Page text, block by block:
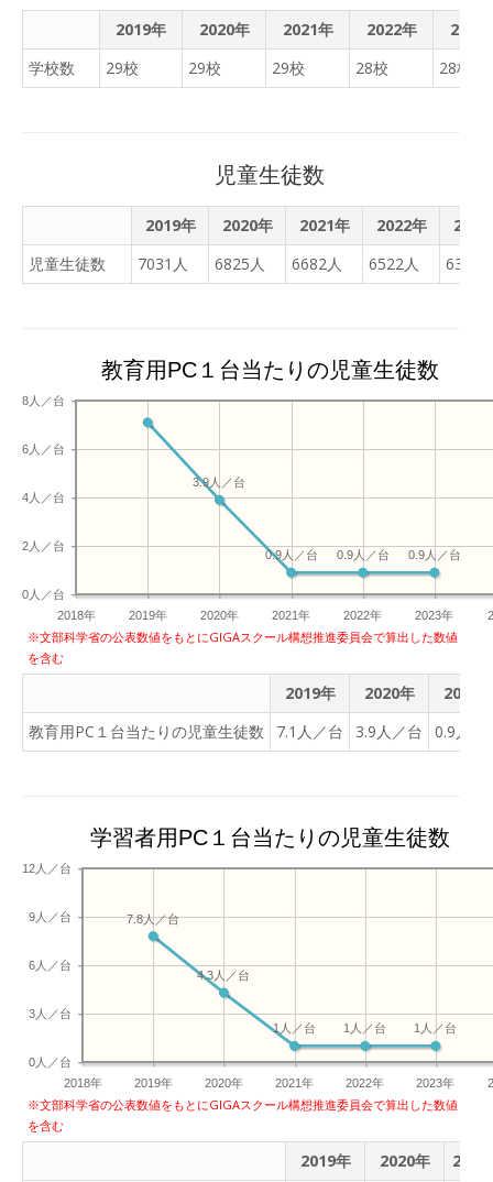
模索していた。平成26年度
に文部科学省のSPH※の指
定を受けたことを機に、ク
ったが、許可を得て、平成
27年度から情報科での1人
1台端末と学校独自のドメ
インによるクラウド利用を
始めた。後にクラウドの利
クラウド活用や、GIGAスク
ール構想下の1人1台端末と
高速通信ネットワーク活用
用事例の創出、公開授業を
通した県内各校へのICT活
用事例の普及等に努めてい
る。そのため、教員研修や
催、指導主事やリーディン
グDXスクール指定校との連
携によるICT・生成AIの活用
ICT・生成AIの様々な活用
や、複線型の学びに挑戦し
は、生成AIとの対話や生成
用いて曲の特徴を捉える探
科の課題研究では、課題解
決やハルシネーションの改
善のためにAIアプリの開発
等に取り組んでいる。 外部
人材による講演会や企業の
出前授業等では、学習支援
ソフトを活用して講義の進
作・・・・・・・・・・
（機械制御科） マイコンカ
ー製作（Camera
Class)・・（電気電子科）
（環境技術科） マイコン制
御を利用した装置の開
発・・（機械制御科） 飛島
ボランティアと校内の電気
制御・・（電気電子科） シ
年次生全員と、外部から本
産業教育連携協議会の委員
年次生の保護者の方をお招
成を発表しました。 在校生
はすべての発表を見て、来
年度の自分たちの研究につ
いて考えていました。また
発表内容はもとより、発表
する態度やプレゼンテーシ
ョンについても外部から来
校された方々からも高い評
価をいただき、本校工業科
2019年 2020年 2021年 2022年
2023
学校数
29校 29校 29校 28校 28校
児童生徒数
2019年 2020年 2021年 2022年
2023
児童生徒数
7031人 6825人 6682人 6522人 6315
教育用PC１台当たりの児童生徒数
2018年 2019年 2020年 2021年 2022年 2023年
0人／台
2人／台
4人／台
6人／台
8人／台
0.9人／台
0.9人／台
0.9人／台
3.9人／台
※文部科学省の公表数値をもとにGIGAスクール構想推進委員会で算出した数値
を含む
2019年 2020年
2021年
教育用PC１台当たりの児童生徒数
7.1人／台 3.9人／台 0.9人／
学習者用PC１台当たりの児童生徒数
2018年 2019年 2020年 2021年 2022年 2023年
0人／台
3人／台
6人／台
9人／台
12人／台
1人／台
1人／台
1人／台
4.3人／台
7.8人／台
※文部科学省の公表数値をもとにGIGAスクール構想推進委員会で算出した数値
を含む
2019年 2020年
2021